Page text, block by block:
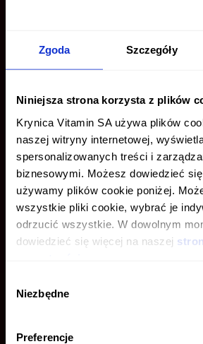
Zgoda Szczegóły
Niniejsza strona korzysta z plików
Krynica Vitamin SA używa plików
naszej witryny internetowej,
spersonalizowanych treści i
biznesowymi. Możesz dowiedzieć
używamy plików cookie poniżej.
wszystkie pliki cookie, wybrać je
odrzucić wszystkie. W dowolnym
dowiedzieć się więcej na naszej
zgody
Niezbędne
Preferencje
U NAS
JEST
MARKA
CZY MASZ
18 LAT?